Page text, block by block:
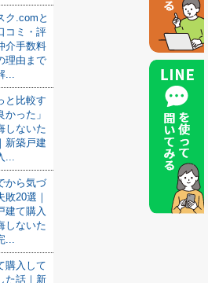
ク.comと
コミ・評
介手数料
理由まで
...
と比較す
かった」
しないた
新築戸建
...
から気づ
敗20選｜
建て購入
しないた
...
購入して
た話｜新